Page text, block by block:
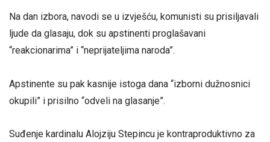
Na dan izbora, navodi se u izvješću, komunisti su prisiljavali
ljude da glasaju, dok su apstinenti proglašavani
“reakcionarima” i “neprijateljima naroda”.
Apstinente su pak kasnije istoga dana “izborni dužnosnici
okupili” i prisilno “odveli na glasanje”.
Suđenje kardinalu Alojziju Stepincu je kontraproduktivno za